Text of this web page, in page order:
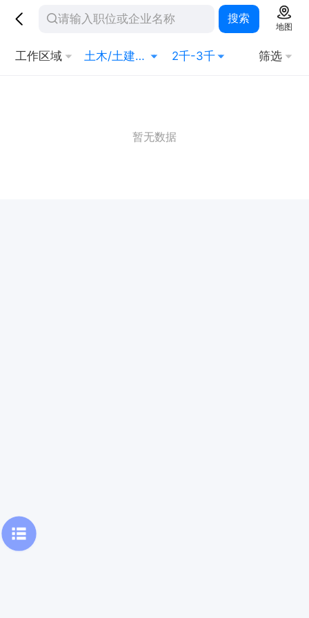
搜索
地图
工作区域 土木/土建工程师 2千-3千 筛选
暂无数据